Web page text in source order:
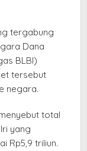
tergabung
Dana
BLBI)
tersebut
negara.
total
yang
Rp5,9 triliun.